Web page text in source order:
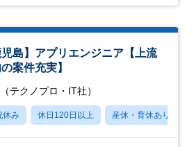
児島】アプリエンジニア【上流
案件充実】
テクノプロ・IT社）
休み 休日120日以上 産休・育休あり